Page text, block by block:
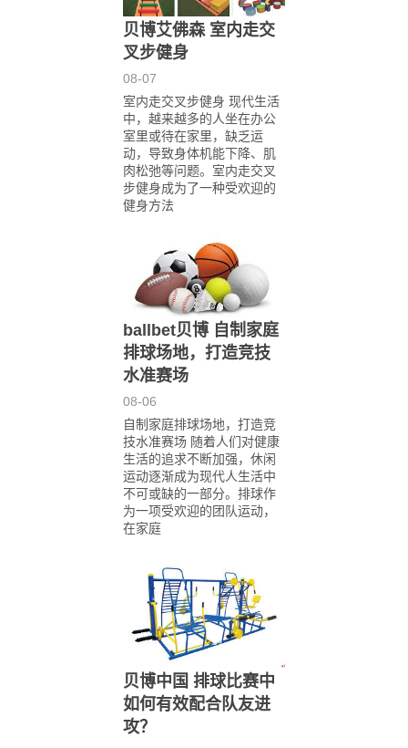
贝博艾佛森 室内走交
叉步健身
08-07
室内走交叉步健身 现代生活
中，越来越多的人坐在办公
室里或待在家里，缺乏运
动，导致身体机能下降、肌
肉松弛等问题。室内走交叉
步健身成为了一种受欢迎的
健身方法
ballbet贝博 自制家庭
排球场地，打造竞技
水准赛场
08-06
自制家庭排球场地，打造竞
技水准赛场 随着人们对健康
生活的追求不断加强，休闲
运动逐渐成为现代人生活中
不可或缺的一部分。排球作
为一项受欢迎的团队运动，
在家庭
贝博中国 排球比赛中
如何有效配合队友进
攻？